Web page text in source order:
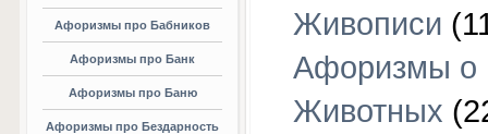
Афоризмы про Бабников
Афоризмы про Банк
Афоризмы про Баню
Афоризмы про Бездарность
Живописи
Афоризмы о
Животных